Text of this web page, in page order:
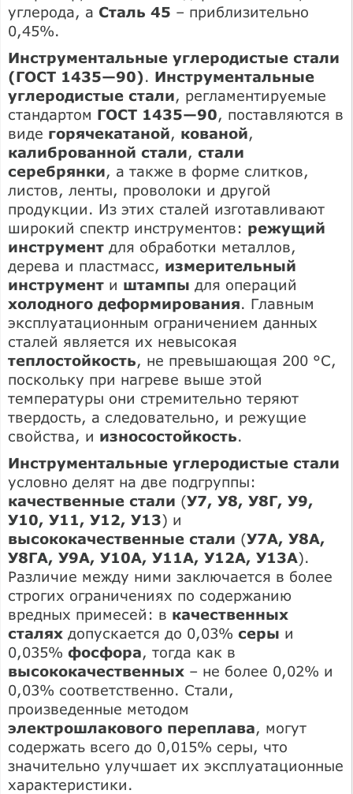
углерода, а Сталь 45 – приблизительно
0,45%.
Инструментальные углеродистые стали
(ГОСТ 1435—90). Инструментальные
углеродистые стали, регламентируемые
стандартом ГОСТ 1435—90, поставляются в
виде горячекатаной, кованой,
калиброванной стали, стали
серебрянки, а также в форме слитков,
листов, ленты, проволоки и другой
продукции. Из этих сталей изготавливают
широкий спектр инструментов: режущий
инструмент для обработки металлов,
дерева и пластмасс, измерительный
инструмент и штампы для операций
холодного деформирования. Главным
эксплуатационным ограничением данных
сталей является их невысокая
теплостойкость, не превышающая 200 °C,
поскольку при нагреве выше этой
температуры они стремительно теряют
твердость, а следовательно, и режущие
свойства, и износостойкость.
Инструментальные углеродистые стали
условно делят на две подгруппы:
качественные стали (У7, У8, У8Г, У9,
У10, У11, У12, У13) и
высококачественные стали (У7А, У8А,
У8ГА, У9А, У10А, У11А, У12А, У13А).
Различие между ними заключается в более
строгих ограничениях по содержанию
вредных примесей: в качественных
сталях допускается до 0,03% серы и
0,035% фосфора, тогда как в
высококачественных – не более 0,02% и
0,03% соответственно. Стали,
произведенные методом
электрошлакового переплава, могут
содержать всего до 0,015% серы, что
значительно улучшает их эксплуатационные
характеристики.